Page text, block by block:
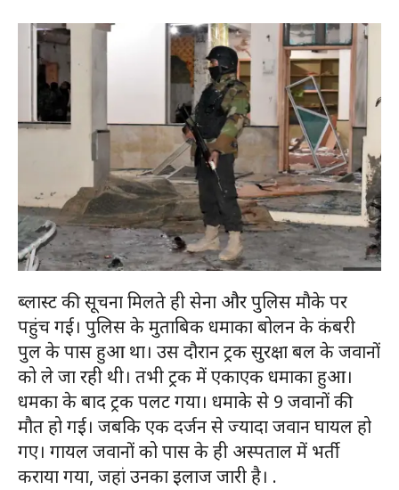
ब्लास्ट की सूचना मिलते ही सेना और पुलिस मौके पर
पहुंच गई। पुलिस के मुताबिक धमाका बोलन के कंबरी
पुल के पास हुआ था। उस दौरान ट्रक सुरक्षा बल के जवानों
को ले जा रही थी। तभी ट्रक में एकाएक धमाका हुआ।
धमका के बाद ट्रक पलट गया। धमाके से 9 जवानों की
मौत हो गई। जबकि एक दर्जन से ज्यादा जवान घायल हो
गए। गायल जवानों को पास के ही अस्पताल में भर्ती
कराया गया, जहां उनका इलाज जारी है। .